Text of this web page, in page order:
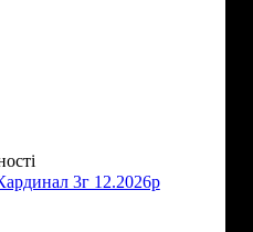
3г 12.2026р